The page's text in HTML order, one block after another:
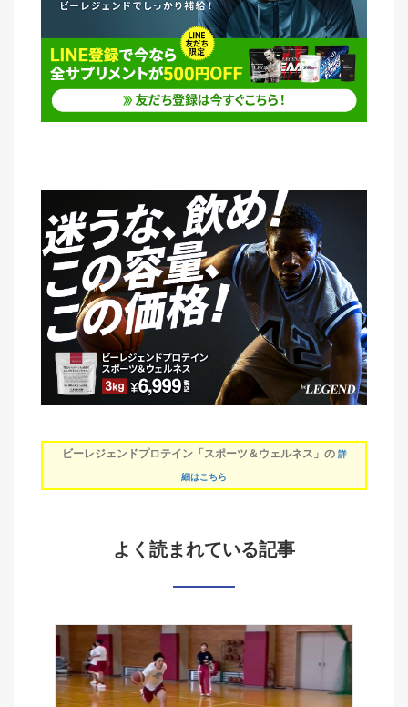
ビーレジェンドプロテイン「スポーツ＆ウェルネス」の 詳
細はこちら
よく読まれている記事